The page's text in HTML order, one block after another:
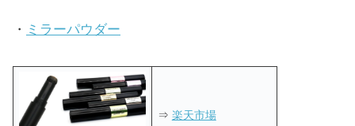
・ ミラーパウダー
⇒ 楽天市場